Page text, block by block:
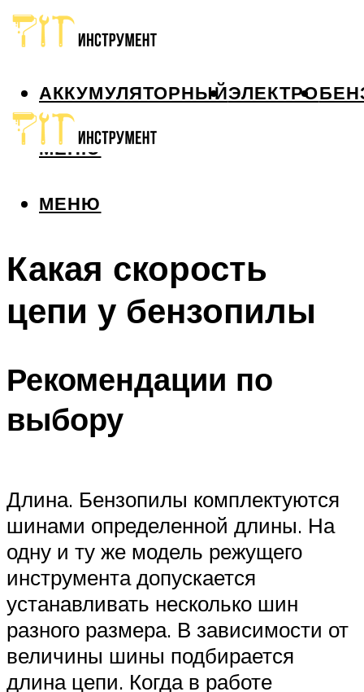
АККУМУЛЯТОРНЫЙЭЛЕКТРО
МЕНЮ
МЕНЮ
Какая скорость
цепи у бензопилы
Рекомендации по
выбору
Длина. Бензопилы комплектуются
шинами определенной длины. На
одну и ту же модель режущего
инструмента допускается
устанавливать несколько шин
разного размера. В зависимости от
величины шины подбирается
длина цепи. Когда в работе